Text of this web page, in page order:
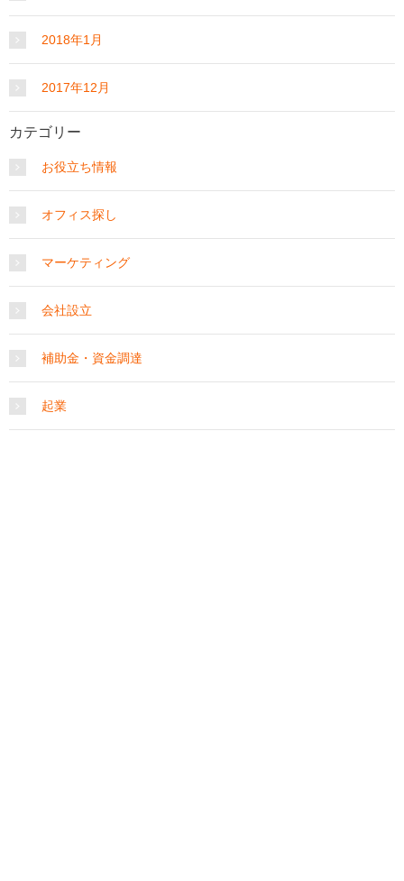
2018年1月
2017年12月
カテゴリー
お役立ち情報
オフィス探し
マーケティング
会社設立
補助金・資金調達
起業